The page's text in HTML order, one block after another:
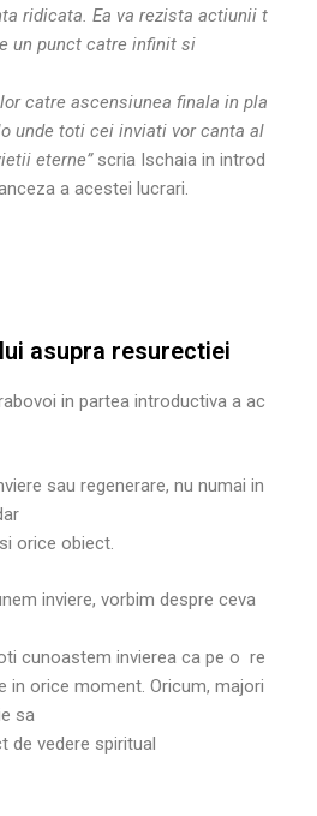
ridicata. Ea va rezista actiunii t
un punct catre infinit si
catre ascensiunea finala in pla
unde toti cei inviati vor canta al
eterne” scria Ischaia in introd
a acestei lucrari.
asupra resurectiei
in partea introductiva a ac
sau regenerare, nu numai in
orice obiect.
inviere, vorbim despre ceva
cunoastem invierea ca pe o re
in orice moment. Oricum, majori
sa
de vedere spiritual